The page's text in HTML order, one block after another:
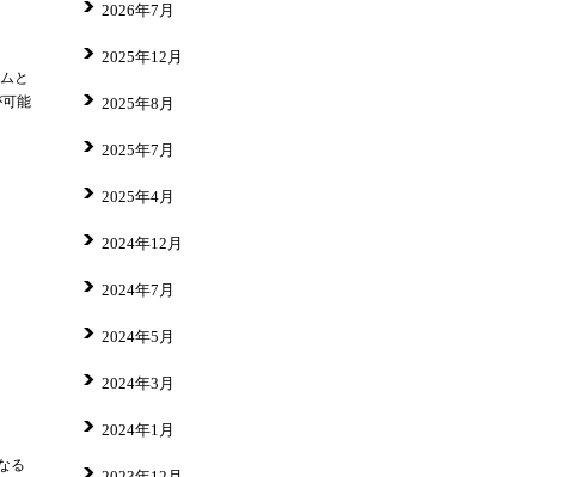
と
能
る
2026年7月
2025年12月
2025年8月
2025年7月
2025年4月
2024年12月
2024年7月
2024年5月
2024年3月
2024年1月